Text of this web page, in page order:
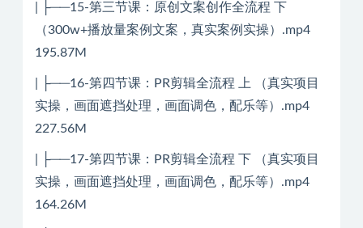
| ├──15-第三节课：原创文案创作全流程 下
（300w+播放量案例文案，真实案例实操）.mp4
195.87M
| ├──16-第四节课：PR剪辑全流程 上 （真实项目
实操，画面遮挡处理，画面调色，配乐等）.mp4
227.56M
| ├──17-第四节课：PR剪辑全流程 下 （真实项目
实操，画面遮挡处理，画面调色，配乐等）.mp4
164.26M